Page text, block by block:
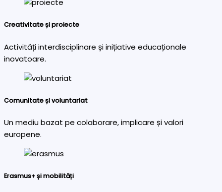
Creativitate și proiecte
Activități interdisciplinare și inițiative educaționale
inovatoare.
Comunitate și voluntariat
Un mediu bazat pe colaborare, implicare și valori
europene.
Erasmus+ și mobilități